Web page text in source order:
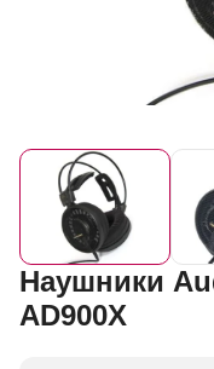
Наушники
AD900X